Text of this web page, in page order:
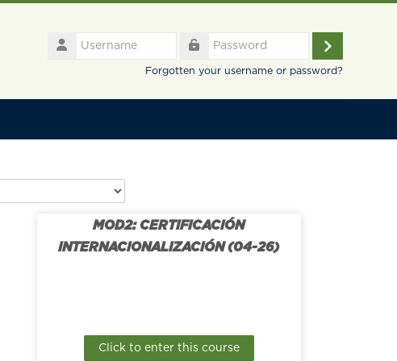
Username
Log
Forgotten your username or password?
MOD2: CERTIFICACIÓN
INTERNACIONALIZACIÓN (04-26)
Click to enter this course